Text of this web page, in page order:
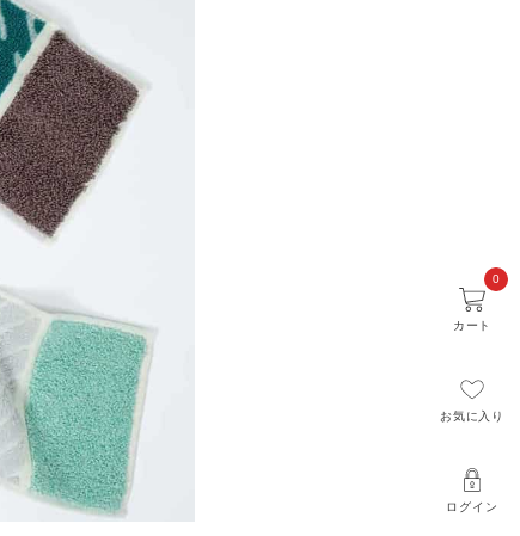
ログイン
お気に入り
カート
0